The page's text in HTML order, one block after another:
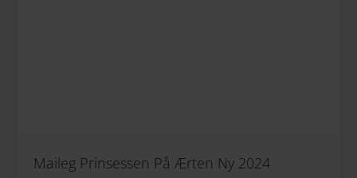
Maileg Prinsessen På Ærten Ny 2024